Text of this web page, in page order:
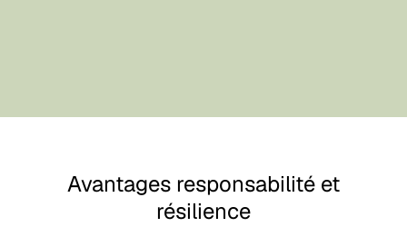
Avantages responsabilité et
résilience